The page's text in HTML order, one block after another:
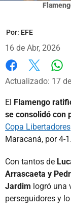
Por: EFE
16 de Abr, 2026
Facebook
X
Actualizado: 17
El Flamengo
se consolidó con
Copa Libertadores
Maracaná, por 4-1.
Con tantos de
Arrascaeta y
Jardim logró una
perseguidores y